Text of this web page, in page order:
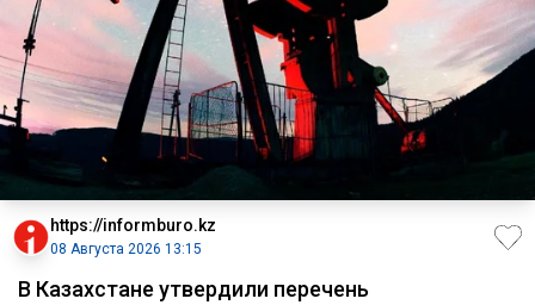
https://informburo.kz
08 Августа 2026 13:15
В Казахстане утвердили перечень